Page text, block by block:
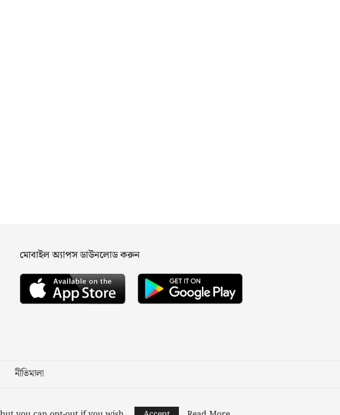
মোবাইল অ্যাপস ডাউনলোড করুন
নীতিমালা
Designed and Developed byNusratech Pte Ltd.